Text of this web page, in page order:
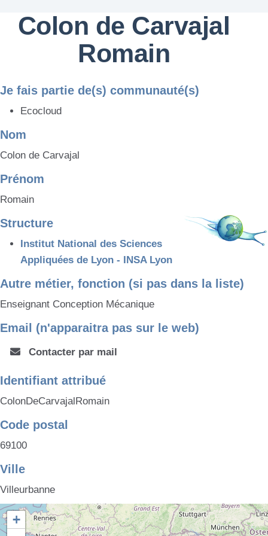
Colon de Carvajal
Romain
Je fais partie de(s) communauté(s)
Ecocloud
Nom
Colon de Carvajal
Prénom
Romain
Structure
Institut National des Sciences
Appliquées de Lyon - INSA Lyon
Autre métier, fonction (si pas dans la liste)
Enseignant Conception Mécanique
Email (n'apparaitra pas sur le web)
Contacter par mail
Identifiant attribué
ColonDeCarvajalRomain
Code postal
69100
Ville
Villeurbanne
+